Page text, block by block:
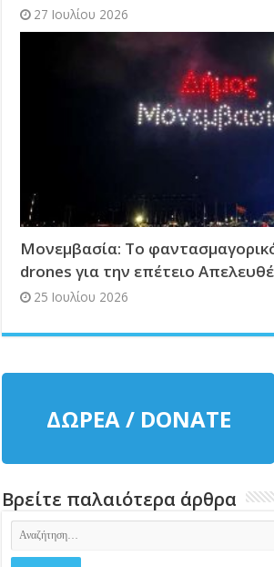
27 Ιουλίου 2026
Μονεμβασία: Το
drones για την επέτειο
25 Ιουλίου 2026
ΔΩΡΕΑ / DONATE
Βρείτε παλαιότερα άρθρα